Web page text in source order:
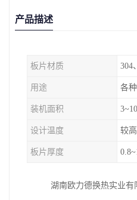
产品描述
板片材质 304
用途 各
装机面积
设计温度 较
板片厚度
湖南欧力德换热实业有